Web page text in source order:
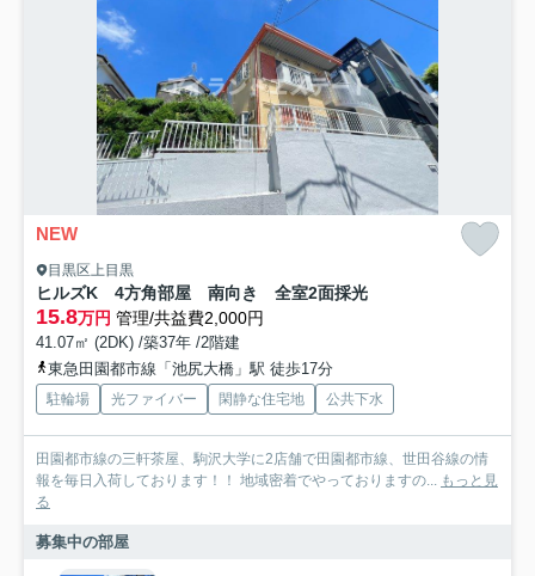
NEW
目黒区上目黒
ヒルズK 4方角部屋 南向き 全室2面採光
15.8万円 管理/共益費2,000円
41.07㎡ (2DK) /築37年 /2階建
東急田園都市線「池尻大橋」駅 徒歩17分
駐輪場 光ファイバー 閑静な住宅地 公共下水
田園都市線の三軒茶屋、駒沢大学に2店舗で田園都市線、世田谷線の情
報を毎日入荷しております！！ 地域密着でやっておりますの... もっと見
る
募集中の部屋